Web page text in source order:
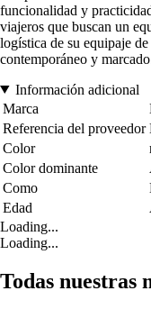
funcionalidad y
viajeros que buscan un
logística de su equipaje
contemporáneo y
Información adicional
Marca
Referencia del proveedor
Color
Color dominante
Como
Edad
Loading...
Loading...
Todas nuestras